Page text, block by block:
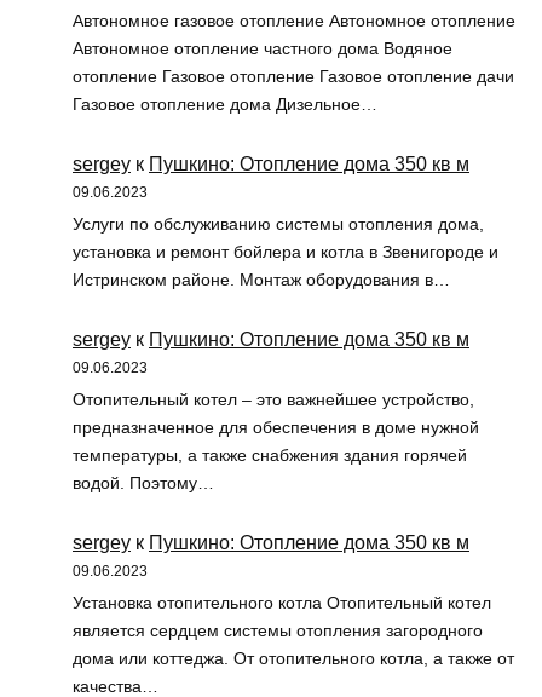
Автономное газовое отопление Автономное отопление
Автономное отопление частного дома Водяное
отопление Газовое отопление Газовое отопление дачи
Газовое отопление дома Дизельное…
sergey к Пушкино: Отопление дома 350 кв м
09.06.2023
Услуги по обслуживанию системы отопления дома,
установка и ремонт бойлера и котла в Звенигороде и
Истринском районе. Монтаж оборудования в…
sergey к Пушкино: Отопление дома 350 кв м
09.06.2023
Отопительный котел – это важнейшее устройство,
предназначенное для обеспечения в доме нужной
температуры, а также снабжения здания горячей
водой. Поэтому…
sergey к Пушкино: Отопление дома 350 кв м
09.06.2023
Установка отопительного котла Отопительный котел
является сердцем системы отопления загородного
дома или коттеджа. От отопительного котла, а также от
качества…